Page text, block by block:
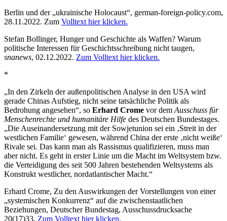
Berlin und der „ukrainische Holocaust“, german-foreign-policy.com,
28.11.2022. Zum Volltext hier klicken.
Stefan Bollinger, Hunger und Geschichte als Waffen? Warum
politische Interessen für Geschichtsschreibung nicht taugen,
snanews, 02.12.2022. Zum Volltext hier klicken.
*
„In den Zirkeln der außenpolitischen Analyse in den USA wird
gerade Chinas Aufstieg, nicht seine tatsächliche Politik als
Bedrohung angesehen“, so Erhard Crome vor dem Ausschuss für
Menschenrechte und humanitäre Hilfe des Deutschen Bundestages.
„Die Auseinandersetzung mit der Sowjetunion sei ein ‚Streit in der
westlichen Familie‘ gewesen, während China der erste ‚nicht weiße‘
Rivale sei. Das kann man als Rassismus qualifizieren, muss man
aber nicht. Es geht in erster Linie um die Macht im Weltsystem bzw.
die Verteidigung des seit 500 Jahren bestehenden Weltsystems als
Konstrukt westlicher, nordatlantischer Macht.“
Erhard Crome, Zu den Auswirkungen der Vorstellungen von einer
„systemischen Konkurrenz“ auf die zwischenstaatlichen
Beziehungen, Deutscher Bundestag, Ausschussdrucksache
20(17)33. Zum Volltext hier klicken.